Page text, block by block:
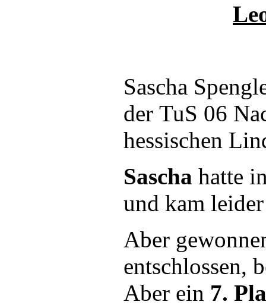
Sascha
der TuS 06
hessischen
Sascha hatte
und kam
Aber
entschlossen,
Aber ein 7.